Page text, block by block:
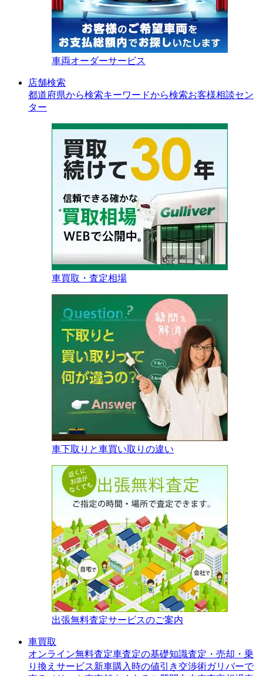
車両オーダーサービス
店舗検索
都道府県から検索キーワードから検索お客様相談セン
ター
車買取・査定相場
車下取りと車買い取りの違い
出張無料査定サービスのご案内
車買取
オンライン無料査定車査定の基礎知識査定・売却・乗
り換えサービス新車購入時の値引き交渉術ガリバーで